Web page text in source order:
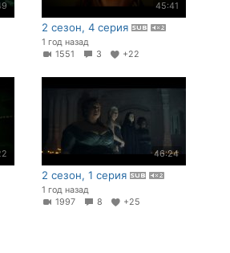
45:41
2 сезон, 4 серия
1 год назад
1551
3 +22
46:24
2 сезон, 1 серия
1 год назад
1997
8 +25